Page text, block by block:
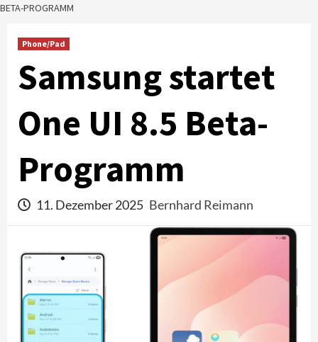
BETA-PROGRAMM
Phone/Pad
Samsung startet
One UI 8.5 Beta-
Programm
11. Dezember 2025 Bernhard Reimann